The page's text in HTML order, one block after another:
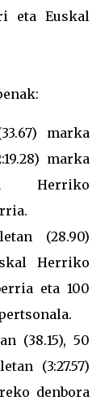
eta Euskal
marka
marka
Herriko
(28.90)
Herriko
eta 100
(38.15), 50
(3:27.57)
denbora